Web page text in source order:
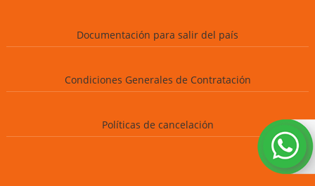
Documentación para salir del país
Condiciones Generales de Contratación
Políticas de cancelación